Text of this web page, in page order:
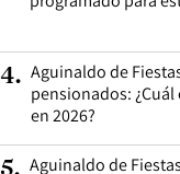
4. Aguinaldo de
pensionados:
en 2026?
Aguinaldo de